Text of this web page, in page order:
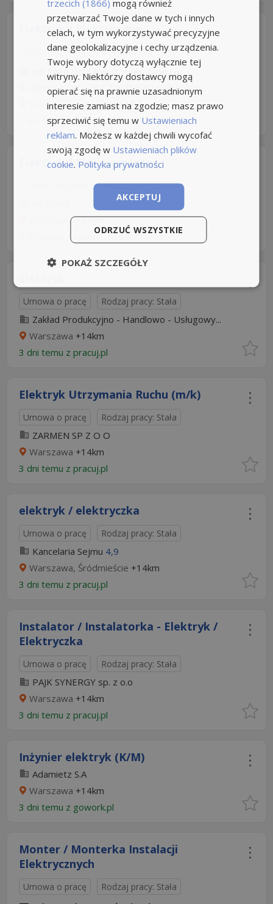
Elektryk / Elektryczka
Umowa o pracę Rodzaj pracy: Stała
od 6000 do 8400 zł/mies. brutto
Jimmy J. Cichocki J. Zandberg Spółka Jawna
Warszawa, Ursynów+14km
2 dni temu zpraca.pl
Elektryk / Elektromonter
Rodzaj pracy: Stała
Warszawa+14km
2 dni temu - Aplikuj szybko z Nuzle
Umowa o pracę Rodzaj pracy: Stała
Zakład Produkcyjno - Handlowo - Usługowy...
Warszawa +14km
3 dni temu z pracuj.pl
Elektryk Utrzymania Ruchu (m/k)
Umowa o pracę Rodzaj pracy: Stała
ZARMEN SP Z O O
Warszawa +14km
3 dni temu z pracuj.pl
elektryk / elektryczka
Umowa o pracę Rodzaj pracy: Stała
Kancelaria Sejmu 4,9
Warszawa, Śródmieście +14km
3 dni temu z pracuj.pl
Instalator / Instalatorka - Elektryk /
Elektryczka
Umowa o pracę Rodzaj pracy: Stała
PAJK SYNERGY sp. z o.o
Warszawa +14km
3 dni temu z pracuj.pl
Inżynier elektryk (K/M)
Adamietz S.A
Warszawa +14km
3 dni temu z gowork.pl
Monter / Monterka Instalacji
Elektrycznych
Umowa o pracę Rodzaj pracy: Stała
trzecich (1866) mogą również
przetwarzać Twoje dane w tych i innych
celach, w tym wykorzystywać precyzyjne
dane geolokalizacyjne i cechy urządzenia.
Twoje wybory dotyczą wyłącznie tej
witryny. Niektórzy dostawcy mogą
opierać się na prawnie uzasadnionym
interesie zamiast na zgodzie; masz prawo
sprzeciwić się temu w Ustawieniach
reklam. Możesz w każdej chwili wycofać
swoją zgodę w Ustawieniach plików
cookie. Polityka prywatności
AKCEPTUJ
ODRZUĆ WSZYSTKIE
POKAŻ SZCZEGÓŁY